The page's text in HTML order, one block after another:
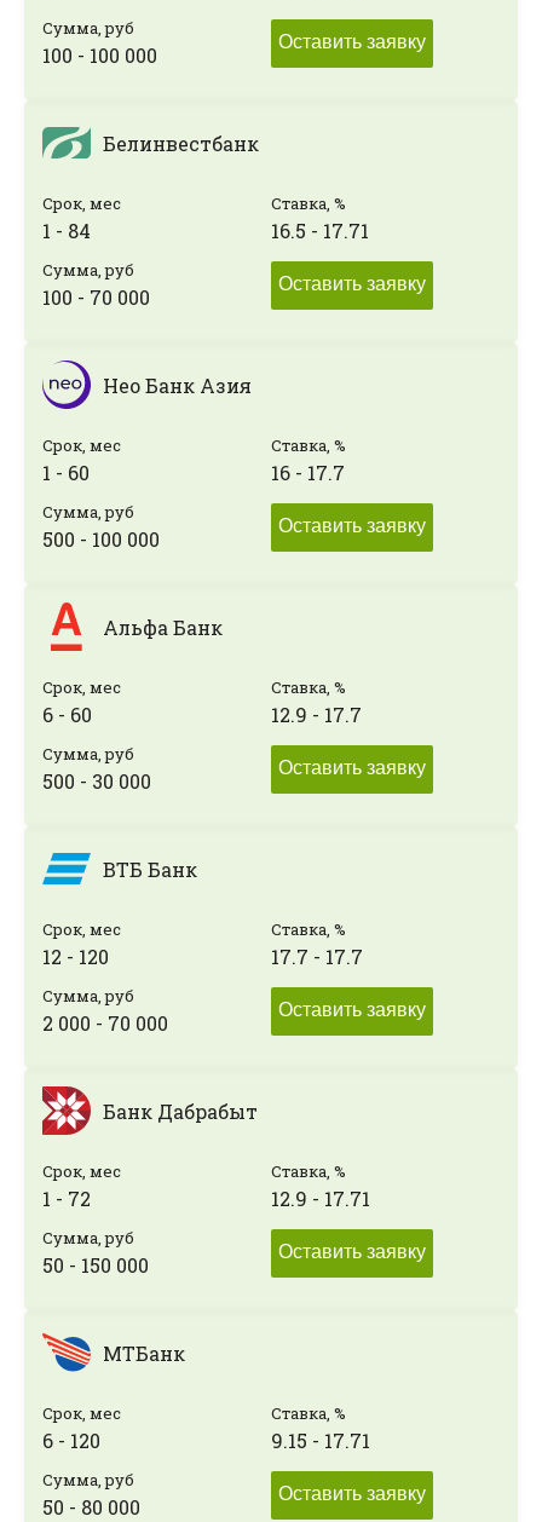
Сумма, руб
100 - 100 000
Оставить заявку
Белинвестбанк
Срок, мес
1 - 84
Ставка, %
16.5 - 17.71
Сумма, руб
100 - 70 000
Оставить заявку
Нео Банк Азия
Срок, мес
1 - 60
Ставка, %
16 - 17.7
Сумма, руб
500 - 100 000
Оставить заявку
Альфа Банк
Срок, мес
6 - 60
Ставка, %
12.9 - 17.7
Сумма, руб
500 - 30 000
Оставить заявку
ВТБ Банк
Срок, мес
12 - 120
Ставка, %
17.7 - 17.7
Сумма, руб
2 000 - 70 000
Оставить заявку
Банк Дабрабыт
Срок, мес
1 - 72
Ставка, %
12.9 - 17.71
Сумма, руб
50 - 150 000
Оставить заявку
МТБанк
Срок, мес
6 - 120
Ставка, %
9.15 - 17.71
Сумма, руб
50 - 80 000
Оставить заявку